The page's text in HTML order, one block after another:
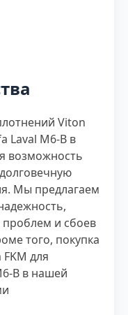
Viton
Laval M6-B в
возможность
Мы предлагаем
проблем и сбоев
того, покупка
для
B в нашей